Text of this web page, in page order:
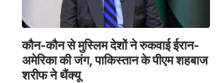
कौन-कौन से मुस्लिम देशों ने रुकवाई ईरान-
अमेरिका की जंग, पाकिस्तान के पीएम शहबाज
शरीफ ने थैंक्यू